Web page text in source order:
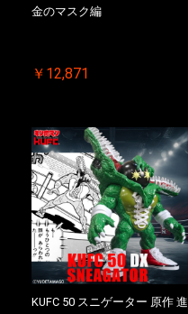
金のマスク編
￥12,871
KUFC 50 スニゲーター 原作 進